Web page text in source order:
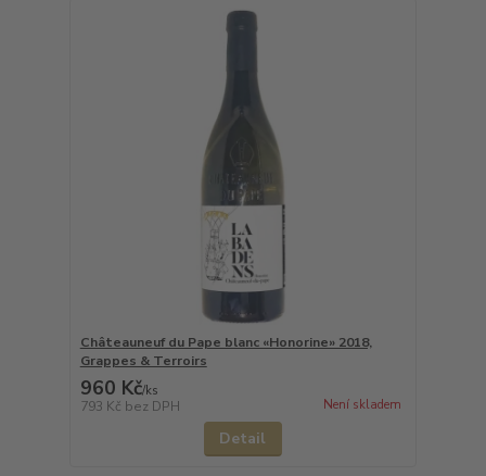
Châteauneuf du Pape blanc «Honorine» 2018,
Grappes & Terroirs
960 Kč/ks
793 Kč bez DPH Není skladem
Detail